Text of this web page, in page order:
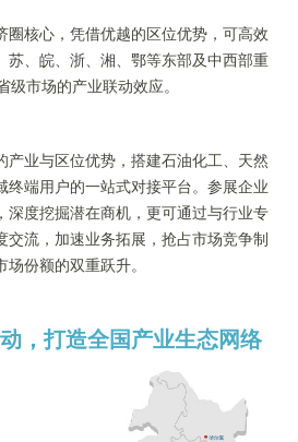
圈核心，凭借优越的区位优势，可高效
苏、皖、浙、湘、鄂等东部及中西部重
市场的产业联动效应。
产业与区位优势，搭建石油化工、天然
终端用户的一站式对接平台。参展企业
深度挖掘潜在商机，更可通过与行业专
交流，加速业务拓展，抢占市场竞争制
份额的双重跃升。
，打造全国产业生态网络